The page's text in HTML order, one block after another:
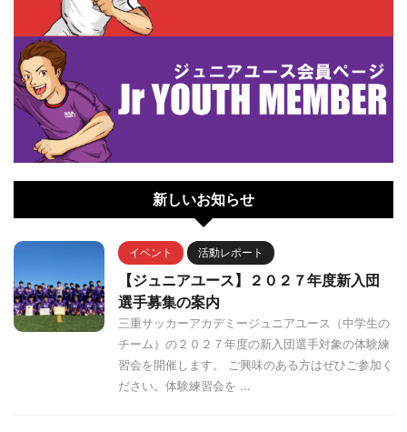
新しいお知らせ
イベント 活動レポート
【ジュニアユース】２０２７年度新入団
選手募集の案内
三重サッカーアカデミージュニアユース（中学生の
チーム）の２０２７年度の新入団選手対象の体験練
習会を開催します。 ご興味のある方はぜひご参加く
ださい。体験練習会を ...